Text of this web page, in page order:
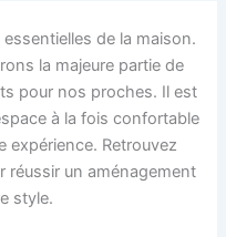
de la maison.
la majeure partie de
pour nos proches. Il est
à la fois confortable
expérience. Retrouvez
réussir un aménagement
style.